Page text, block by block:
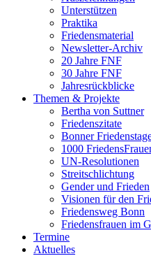
Unterstützen
Praktika
Friedensmaterial
Newsletter-Archiv
20 Jahre FNF
30 Jahre FNF
Jahresrückblicke
Themen & Projekte
Bertha von Suttner
Friedenszitate
Bonner
1000
UN-Resolutionen
Streitschlichtung
Gender und Frieden
Visionen für den
Friedensweg Bonn
Friedensfrauen im
Termine
Aktuelles